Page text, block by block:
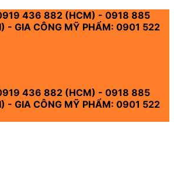
436 882 (HCM) - 0918 885
- GIA CÔNG MỸ PHẨM: 0901 522
436 882 (HCM) - 0918 885
- GIA CÔNG MỸ PHẨM: 0901 522